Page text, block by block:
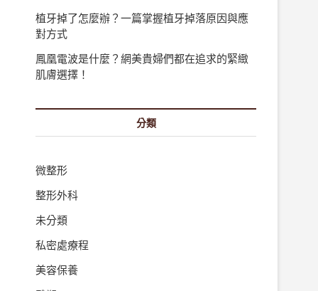
植牙掉了怎麼辦？一篇掌握植牙掉落原因與應
對方式
鳳凰電波是什麼？網美貴婦們都在追求的緊緻
肌膚選擇！
分類
微整形
整形外科
未分類
私密處療程
美容保養